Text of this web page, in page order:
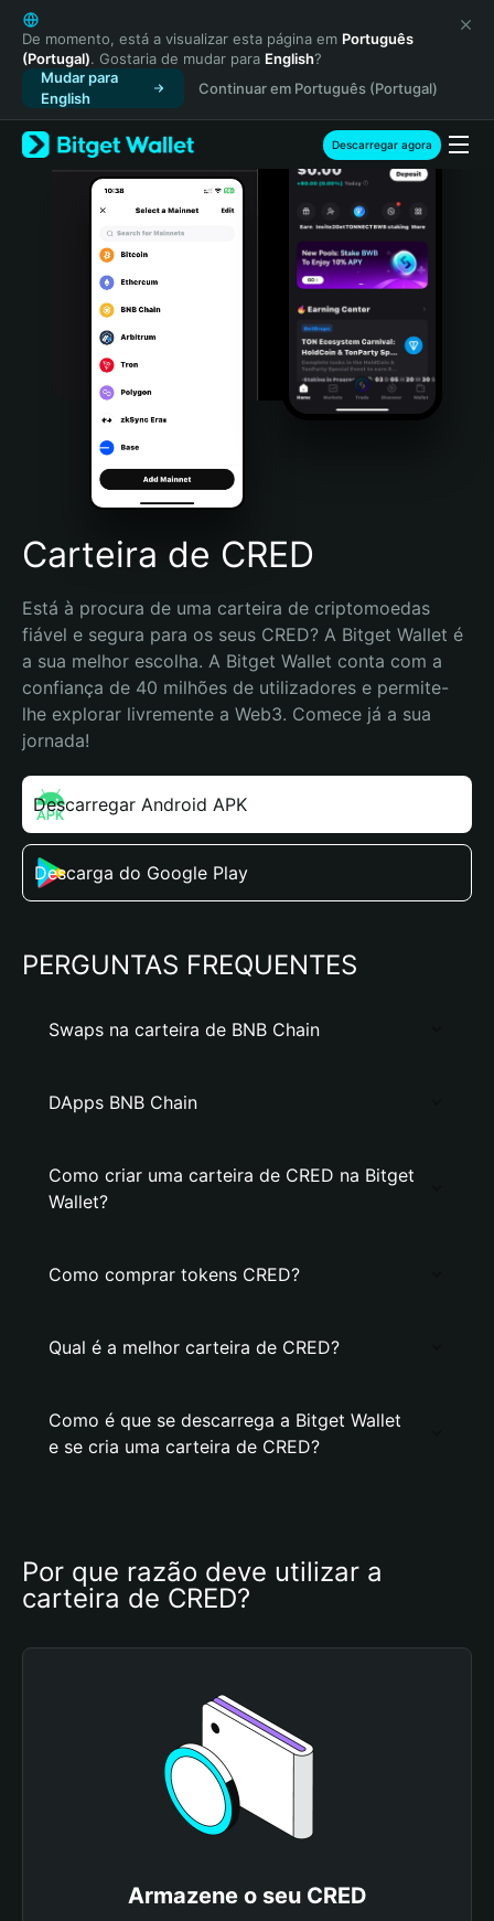
English
日本語
Tiếng Việt
Русский
Español (Latinoamérica)
Türkçe
Italiano
Português (Portugal)
Bahasa Indonesia
Português (Brasil)
Español (Argentina)
De momento, está a visualizar esta página em Português
(Portugal). Gostaria de mudar para English?
Mudar para
English
Continuar em Português (Portugal)
Descarregar agora
Carteira de CRED
Está à procura de uma carteira de criptomoedas
fiável e segura para os seus CRED? A Bitget Wallet é
a sua melhor escolha. A Bitget Wallet conta com a
confiança de 40 milhões de utilizadores e permite-
lhe explorar livremente a Web3. Comece já a sua
jornada!
Descarregar Android APK
Descarga do Google Play
PERGUNTAS FREQUENTES
Swaps na carteira de BNB Chain
DApps BNB Chain
Como criar uma carteira de CRED na Bitget
Wallet?
Como comprar tokens CRED?
Qual é a melhor carteira de CRED?
Como é que se descarrega a Bitget Wallet
e se cria uma carteira de CRED?
Por que razão deve utilizar a
carteira de CRED?
Armazene o seu CRED